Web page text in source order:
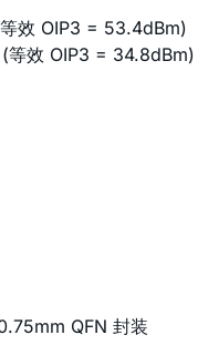
效 OIP3 = 53.4dBm)
效 OIP3 = 34.8dBm)
QFN 封装